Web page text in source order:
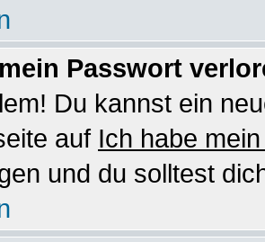
Passwort
Du kannst ein
auf Ich habe
und du solltest